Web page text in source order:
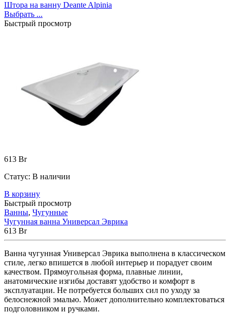
Штора на ванну Deante Alpinia
Выбрать ...
Быстрый просмотр
613 Br
Статус: В наличии
В корзину
Быстрый просмотр
Ванны, Чугунные
Чугунная ванна Универсал Эврика
613 Br
Ванна чугунная Универсал Эврика выполнена в классическом
стиле, легко впишется в любой интерьер и порадует своим
качеством. Прямоугольная форма, плавные линии,
анатомические изгибы доставят удобство и комфорт в
эксплуатации. Не потребуется больших сил по уходу за
белоснежной эмалью. Может дополнительно комплектоваться
подголовником и ручками.